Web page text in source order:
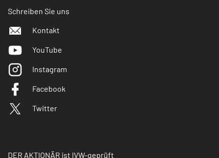
Schreiben Sie uns
Kontakt
YouTube
Instagram
Facebook
Twitter
DER AKTIONÄR ist IVW-geprüft